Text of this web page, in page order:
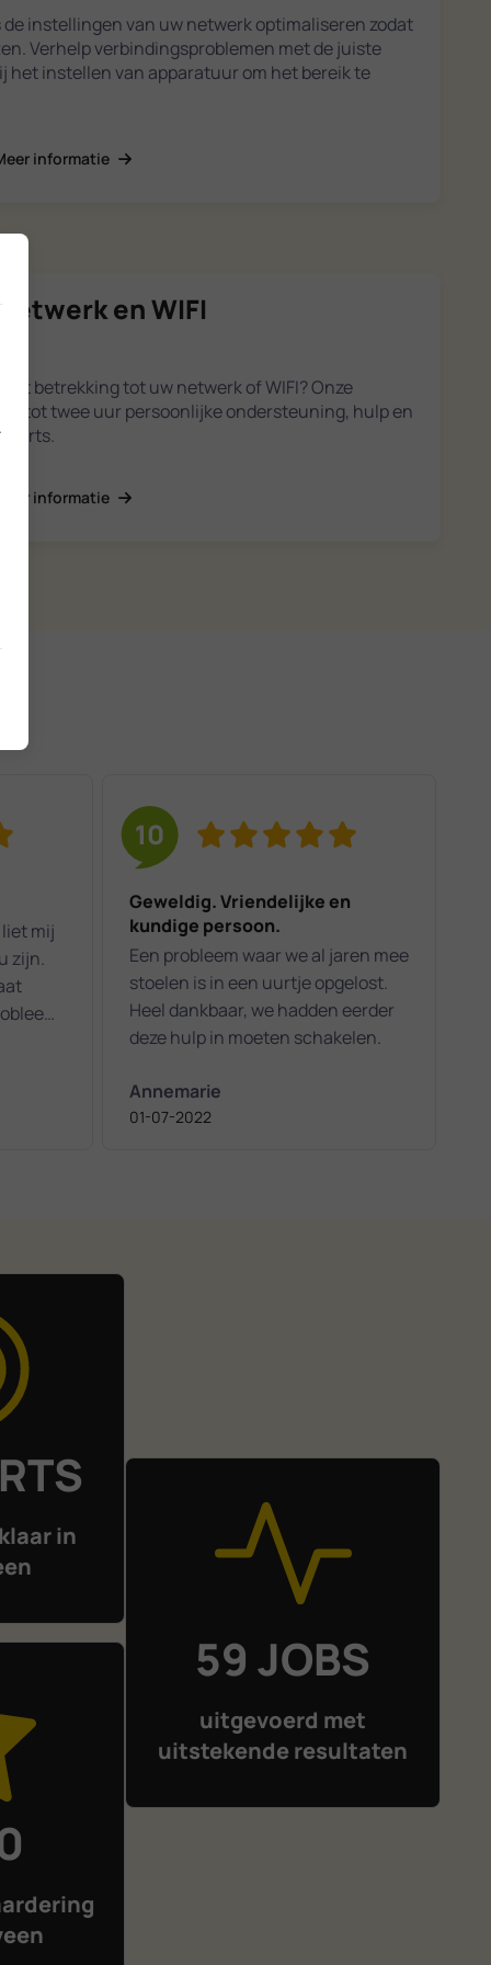
de instellingen van uw netwerk optimaliseren zodat
Verhelp verbindingsproblemen met de juiste
het instellen van apparatuur om het bereik te
informatie
en WIFI
betrekking tot uw netwerk of WIFI? Onze
tot twee uur persoonlijke ondersteuning, hulp en
Meer informatie
mij
zijn.
10
Geweldig. Vriendelijke en
kundige persoon.
Een probleem waar we al jaren mee
stoelen is in een uurtje opgelost.
Heel dankbaar, we hadden eerder
deze hulp in moeten schakelen.
Annemarie
01-07-2022
in
59 JOBS
uitgevoerd met
uitstekende resultaten